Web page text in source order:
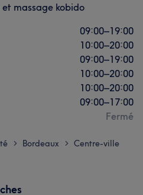
massage kobido
09:00–19:00
10:00–20:00
09:00–19:00
10:00–20:00
10:00–20:00
09:00–17:00
Fermé
> Bordeaux > Centre-ville